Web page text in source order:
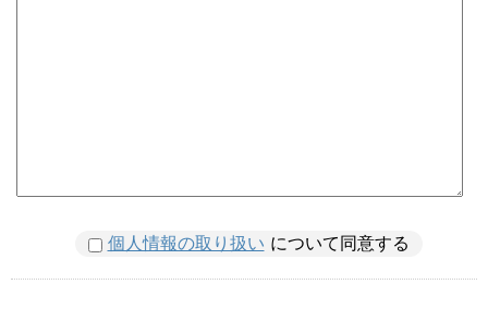
個人情報の取り扱い について同意する